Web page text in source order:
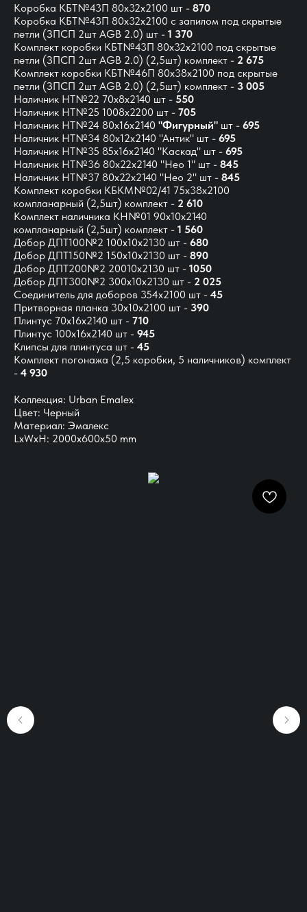
Коробка КБТ№43П 80х32х2100 шт - 870
Коробка КБТ№43П 80х32х2100 с запилом под скрытые
петли (ЗПСП 2шт AGB 2.0) шт - 1 370
Комплект коробки КБТ№43П 80x32x2100 под скрытые
петли (ЗПСП 2шт AGB 2.0) (2,5шт) комплект - 2 675
Комплект коробки КБТ№46П 80x38x2100 под скрытые
петли (ЗПСП 2шт AGB 2.0) (2,5шт) комплект - 3 005
Наличник НТ№22 70х8х2140 шт - 550
Наличник НТ№25 1008х2200 шт - 705
Наличник НТ№24 80х16х2140 "Фигурный" шт - 695
Наличник НТ№34 80х12х2140 "Антик" шт - 695
Наличник НТ№35 85х16х2140 "Каскад" шт - 695
Наличник НТ№36 80х22х2140 "Нео 1" шт - 845
Наличник НТ№37 80х22х2140 "Нео 2" шт - 845
Комплект коробки КБКМ№02/41 75х38х2100
компланарный (2,5шт) комплект - 2 610
Комплект наличника КН№01 90х10х2140
компланарный (2,5шт) комплект - 1 560
Добор ДПТ100№2 100х10х2130 шт - 680
Добор ДПТ150№2 150х10х2130 шт - 890
Добор ДПТ200№2 20010х2130 шт - 1050
Добор ДПТ300№2 300х10х2130 шт - 2 025
Соединитель для доборов 354х2100 шт - 45
Притворная планка 30х10х2100 шт - 390
Плинтус 70х16х2140 шт - 710
Плинтус 100х16х2140 шт - 945
Клипсы для плинтуса шт - 45
Комплект погонажа (2,5 коробки, 5 наличников) комплект
- 4 930
Коллекция: Urban Emalex
Цвет: Черный
Материал: Эмалекс
LxWxH: 2000x600x50 mm